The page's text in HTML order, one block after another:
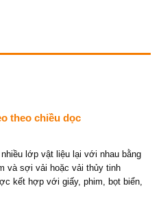
theo chiều dọc
lớp vật liệu lại với nhau bằng
và sợi vải hoặc vải thủy tinh
kết hợp với giấy, phim, bọt biển,